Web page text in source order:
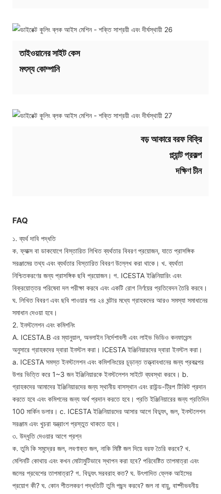
তাইওয়ানের সাইট কেস
মৎস্য কোম্পানি
বড় আকারে বরফ বিক্রি
প্ল্যান্ট প্রকল্প
দক্ষিণ চীন
FAQ
১. ব্যর্থ দাবি পদ্ধতি
ক. ফ্যাক্স বা ডাকযোগে বিস্তারিত লিখিত ব্যর্থতার বিবরণ প্রয়োজন, যাতে প্রাসঙ্গিক
সরঞ্জামের তথ্য এবং ব্যর্থতার বিস্তারিত বিবরণ উল্লেখ করা থাকে। খ. ব্যর্থতা
নিশ্চিতকরণের জন্য প্রাসঙ্গিক ছবি প্রয়োজন। গ. ICESTA ইঞ্জিনিয়ারিং এবং
বিক্রয়োত্তর পরিষেবা দল পরীক্ষা করবে এবং একটি রোগ নির্ণয়ের প্রতিবেদন তৈরি করবে।
ঘ. লিখিত বিবরণ এবং ছবি পাওয়ার পর ২৪ ঘন্টার মধ্যে গ্রাহকদের আরও সমস্যা সমাধানের
সমাধান দেওয়া হবে।
2. ইনস্টলেশন এবং কমিশনিং
A. ICESTA.B এর ম্যানুয়াল, অনলাইন নির্দেশাবলী এবং লাইভ ভিডিও কনফারেন্স
অনুসারে গ্রাহকদের দ্বারা ইনস্টল করা। ICESTA ইঞ্জিনিয়ারদের দ্বারা ইনস্টল করা।
a. ICESTA সমস্ত ইনস্টলেশন এবং কমিশনিংয়ের চূড়ান্ত তত্ত্বাবধানের জন্য প্রকল্পের
উপর ভিত্তি করে 1~3 জন ইঞ্জিনিয়ারকে ইনস্টলেশন সাইটে ব্যবস্থা করবে। b.
গ্রাহকদের আমাদের ইঞ্জিনিয়ারদের জন্য স্থানীয় বাসস্থান এবং রাউন্ড-ট্রিপ টিকিট প্রদান
করতে হবে এবং কমিশনের জন্য অর্থ প্রদান করতে হবে। প্রতি ইঞ্জিনিয়ারের জন্য প্রতিদিন
100 মার্কিন ডলার। c. ICESTA ইঞ্জিনিয়ারদের আসার আগে বিদ্যুৎ, জল, ইনস্টলেশন
সরঞ্জাম এবং খুচরা যন্ত্রাংশ প্রস্তুত থাকতে হবে।
৩. উদ্ধৃতি দেওয়ার আগে প্রশ্ন
ক. তুমি কি সমুদ্রের জল, লবণাক্ত জল, নাকি মিষ্টি জল দিয়ে বরফ তৈরি করবে? খ.
মেশিনটি কোথায় এবং কখন মোটামুটিভাবে স্থাপন করা হবে? পরিবেষ্টিত তাপমাত্রা এবং
জলের প্রবেশের তাপমাত্রা? গ. বিদ্যুৎ সরবরাহ কত? ঘ. উৎপাদিত ফ্লেক আইসের
প্রয়োগ কী? ঘ. কোন শীতলকরণ পদ্ধতিটি তুমি পছন্দ করবে? জল না বায়ু, বাষ্পীভবনীয়